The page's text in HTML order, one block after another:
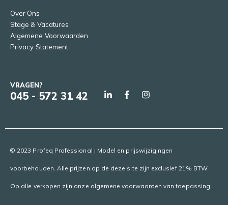
Over Ons
Stage & Vacatures
Algemene Voorwaarden
Privacy Statement
VRAGEN?
045 - 572 31 42
© 2023 Profeq Professional | Model en prijswijzigingen
voorbehouden. Alle prijzen op de deze site zijn exclusief 21% BTW.
Op alle verkopen zijn onze algemene voorwaarden van toepassing.